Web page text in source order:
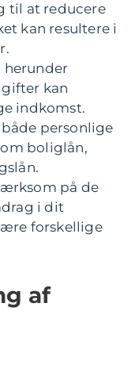
til at reducere
kan resultere i
herunder
kan
indkomst.
personlige
boliglån,
på de
i dit
forskellige
af